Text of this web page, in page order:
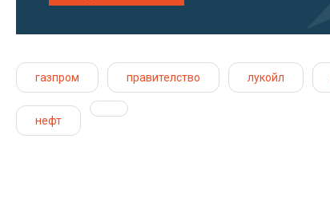
газпром правителство лукойл
нефт